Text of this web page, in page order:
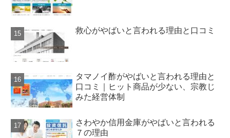
救心がやばいと言われる理由と口コミ
タマノイ酢がやばいと言われる理由と
口コミ｜ヒット商品が少ない、宗教じ
みた経営体制
さわやか信用金庫がやばいと言われる
７の理由